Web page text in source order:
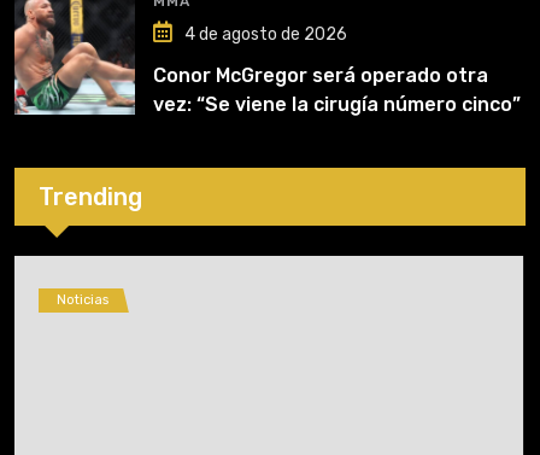
4 de agosto de 2026
Conor McGregor será operado otra
vez: “Se viene la cirugía número cinco”
Trending
Noticias